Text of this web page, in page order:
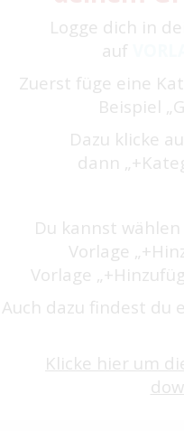
Logge dich in
auf
Zuerst füge eine
Beispiel
Dazu klicke
dann
Du kannst
Vorlage
Vorlage
Auch dazu findest du
Klicke hier um